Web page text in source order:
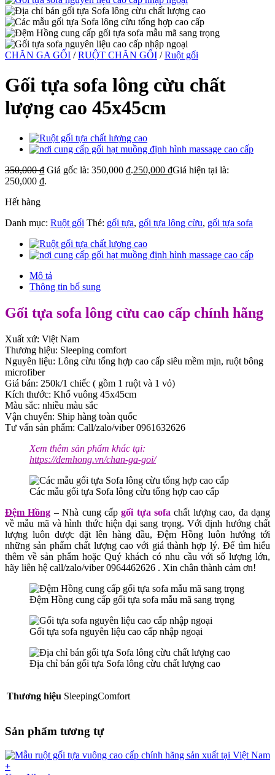
CHĂN GA GỐI / RUỘT CHĂN GỐI / Ruột gối
Gối tựa sofa lông cừu chất
lượng cao 45x45cm
350,000₫ Giá gốc là: 350,000 ₫.250,000 ₫Giá hiện tại là:
250,000 ₫.
Hết hàng
Danh mục: Ruột gối Thẻ: gối tựa, gối tựa lông cừu, gối tựa sofa
Mô tả
Thông tin bổ sung
Gối tựa sofa lông cừu cao cấp chính hãng
Xuất xứ: Việt Nam
Thương hiệu: Sleeping comfort
Nguyên liệu: Lông cừu tổng hợp cao cấp siêu mềm mịn, ruột bông
microfiber
Giá bán: 250k/1 chiếc ( gồm 1 ruột và 1 vỏ)
Kích thước: Khổ vuông 45x45cm
Màu sắc: nhiều màu sắc
Vận chuyển: Ship hàng toàn quốc
Tư vấn sản phẩm: Call/zalo/viber 0961632626
Xem thêm sản phẩm khác tại:
https://demhong.vn/chan-ga-goi/
Các mẫu gối tựa Sofa lông cừu tổng hợp cao cấp
Đệm Hồng – Nhà cung cấpgối tựa sofa chất lượng cao, đa dạng
về mẫu mã và hình thức hiện đại sang trọng. Với định hướng chất
lượng luôn được đặt lên hàng đầu, Đệm Hồng luôn hướng tới
những sản phẩm chất lượng cao với giá thành hợp lý. Để tìm hiểu
thêm về sản phẩm hoặc Quý khách có nhu cầu với số lượng lớn,
hãy liên hệ call/zalo/viber 0964462626 . Xin chân thành cảm ơn!
Đệm Hồng cung cấp gối tựa sofa mẫu mã sang trọng
Gối tựa sofa nguyên liệu cao cấp nhập ngoại
Địa chỉ bán gối tựa Sofa lông cừu chất lượng cao
Thương hiệu SleepingComfort
Sản phẩm tương tự
+